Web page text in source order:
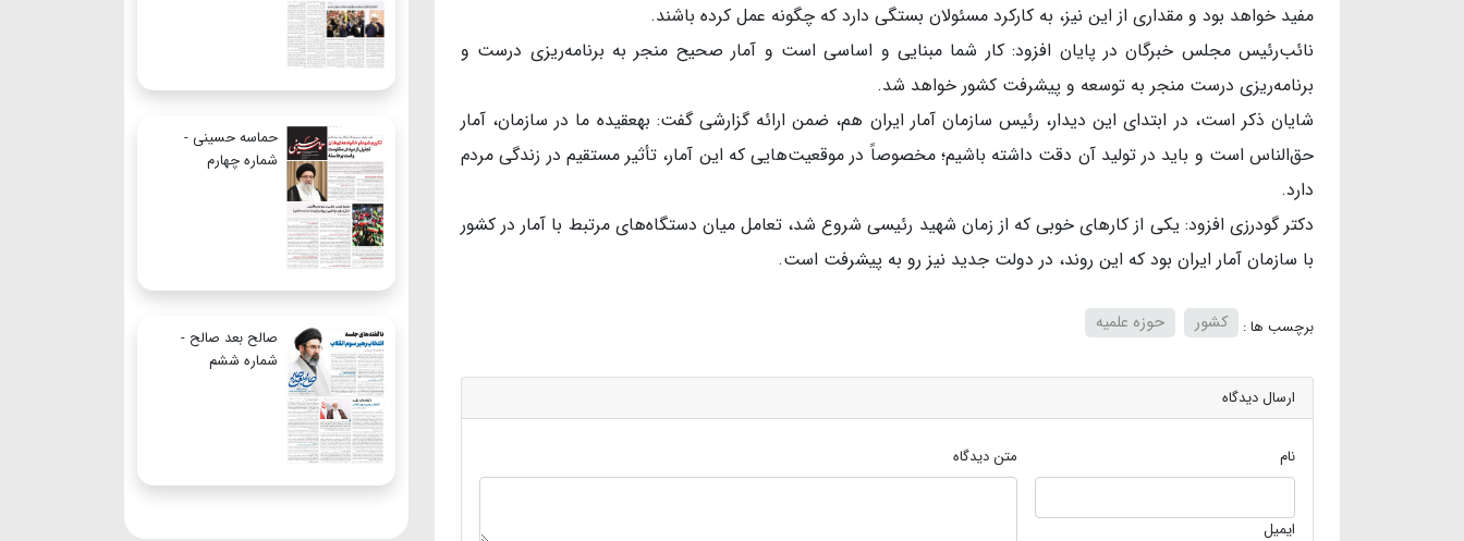
مفید خواهد بود و مقداری از این نیز، به کارکرد مسئولان بستگی دارد که چگونه عمل کرده باشند.
نائب‌رئیس مجلس خبرگان در پایان افزود: کار شما مبنایی و اساسی است و آمار صحیح منجر به برنامه‌ریزی درست و
برنامه‌ریزی درست منجر به توسعه و پیشرفت کشور خواهد شد.
شایان ذکر است، در ابتدای این دیدار، رئیس سازمان آمار ایران هم، ضمن ارائه گزارشی گفت: به‎عقیده ما در سازمان، آمار
حق‌الناس است و باید در تولید آن دقت داشته باشیم؛ مخصوصاً در موقعیت‌هایی که این آمار، تأثیر مستقیم در زندگی مردم
دارد.
دکتر گودرزی افزود: یکی از کارهای خوبی که از زمان شهید رئیسی شروع شد، تعامل میان دستگاه‌های مرتبط با آمار در کشور
با سازمان آمار ایران بود که این روند، در دولت جدید نیز رو به پیشرفت است.
برچسب ها : کشور حوزه علمیه
ارسال دیدگاه
نام
ایمیل
متن دیدگاه
حماسه حسینی -
شماره چهارم
صالح بعد صالح -
شماره ششم